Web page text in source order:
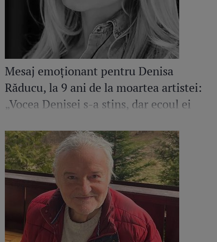
Mesaj emoționant pentru Denisa
Răducu, la 9 ani de la moartea artistei:
„Vocea Denisei s-a stins, dar ecoul ei